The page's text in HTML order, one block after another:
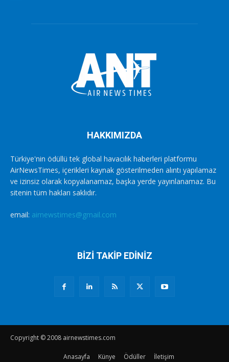
HAKKIMIZDA
Türkiye'nin ödüllü tek global havacılık haberleri platformu
AirNewsTimes, içerikleri kaynak gösterilmeden alıntı yapılamaz
ve izinsiz olarak kopyalanamaz, başka yerde yayınlanamaz. Bu
sitenin tüm hakları saklıdır.
email: airnewstimes@gmail.com
BİZİ TAKİP EDİNİZ
Copyright © 2008 airnewstimes.com
Anasayfa Künye Ödüller İletişim